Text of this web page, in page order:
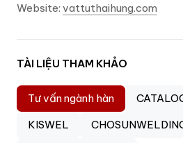
Website: vattuthaihung.com
TÀI LIỆU THAM KHẢO
Tư vấn ngành hàn
KISWEL